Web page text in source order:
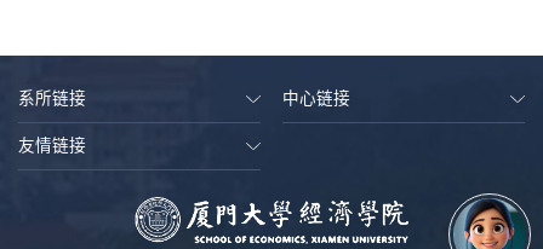
系所链接 中心链接
友情链接